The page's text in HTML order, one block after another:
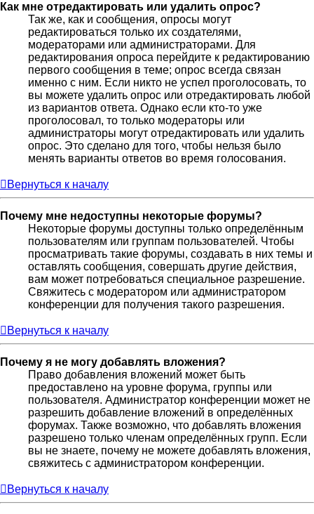
Как мне отредактировать или удалить опрос?
Так же, как и сообщения, опросы могут
редактироваться только их создателями,
модераторами или администраторами. Для
редактирования опроса перейдите к редактированию
первого сообщения в теме; опрос всегда связан
именно с ним. Если никто не успел проголосовать, то
вы можете удалить опрос или отредактировать любой
из вариантов ответа. Однако если кто-то уже
проголосовал, то только модераторы или
администраторы могут отредактировать или удалить
опрос. Это сделано для того, чтобы нельзя было
менять варианты ответов во время голосования.
Вернуться к началу
Почему мне недоступны некоторые форумы?
Некоторые форумы доступны только определённым
пользователям или группам пользователей. Чтобы
просматривать такие форумы, создавать в них темы и
оставлять сообщения, совершать другие действия,
вам может потребоваться специальное разрешение.
Свяжитесь с модератором или администратором
конференции для получения такого разрешения.
Вернуться к началу
Почему я не могу добавлять вложения?
Право добавления вложений может быть
предоставлено на уровне форума, группы или
пользователя. Администратор конференции может не
разрешить добавление вложений в определённых
форумах. Также возможно, что добавлять вложения
разрешено только членам определённых групп. Если
вы не знаете, почему не можете добавлять вложения,
свяжитесь с администратором конференции.
Вернуться к началу